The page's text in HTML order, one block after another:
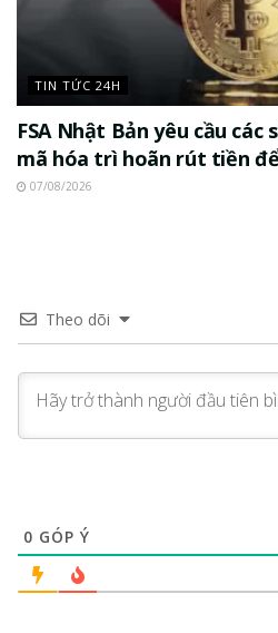
TIN TỨC 24H
FSA Nhật Bản yêu cầu các
mã hóa trì hoãn rút tiền
07/08/2026
Theo dõi
0 GÓP Ý